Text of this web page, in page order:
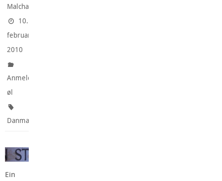
Malchau
10.
februar
2010
Anmeldte
øl
Danmark
Ein